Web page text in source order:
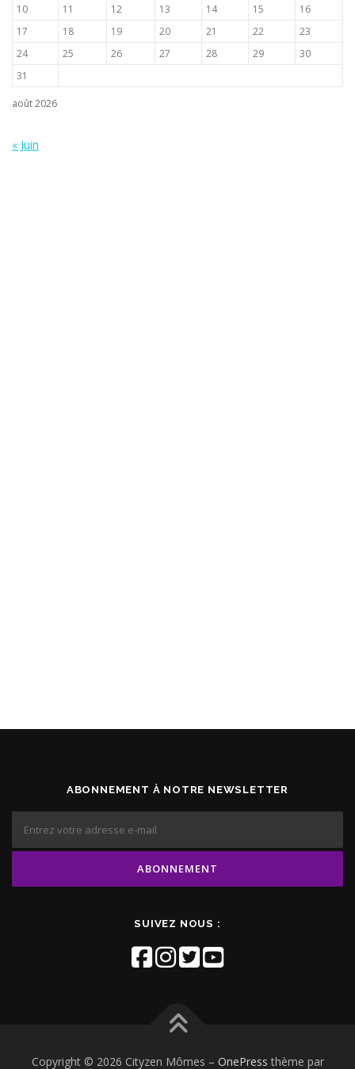
août 2026
10
11 12 13 14 15
16
17
18 19 20 21 22
23
24
25 26 27 28 29
30
31
« Juin
ABONNEMENT À NOTRE NEWSLETTER
SUIVEZ NOUS :
Copyright © 2026 Cityzen Mômes – OnePress thème par